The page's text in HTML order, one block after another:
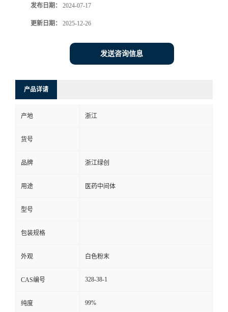
发布日期： 2024-07-17
更新日期： 2025-12-26
发送咨询信息
产品详请
产地 浙江
货号
品牌 浙江绿创
用途 医药中间体
型号
包装规格
外观 白色粉末
CAS编号 328-38-1
纯度 99%